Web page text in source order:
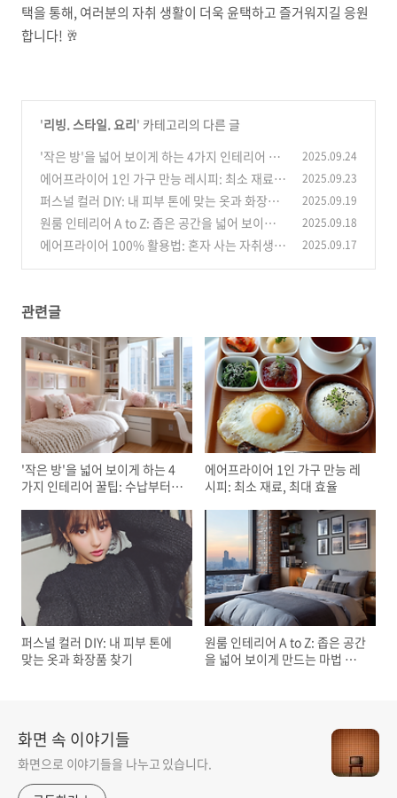
택을 통해, 여러분의 자취 생활이 더욱 윤택하고 즐거워지길 응원
합니다! 🥂
'리빙. 스타일. 요리' 카테고리의 다른 글
'작은 방'을 넓어 보이게 하는 4가지 인테리어 꿀
팁: 수납부터 조명까지
(0)
2025.09.24
에어프라이어 1인 가구 만능 레시피: 최소 재료,
최대 효율
(0)
2025.09.23
퍼스널 컬러 DIY: 내 피부 톤에 맞는 옷과 화장품
찾기
(1)
2025.09.19
원룸 인테리어 A to Z: 좁은 공간을 넓어 보이게
만드는 마법 같은 팁
(0)
2025.09.18
에어프라이어 100% 활용법: 혼자 사는 자취생을
2025.09.17
관련글
'작은 방'을 넓어 보이게 하는 4
가지 인테리어 꿀팁: 수납부터
에어프라이어 1인 가구 만능 레
시피: 최소 재료, 최대 효율
퍼스널 컬러 DIY: 내 피부 톤에
맞는 옷과 화장품 찾기
원룸 인테리어 A to Z: 좁은 공간
을 넓어 보이게 만드는 마법 같
화면 속 이야기들
화면으로 이야기들을 나누고 있습니다.